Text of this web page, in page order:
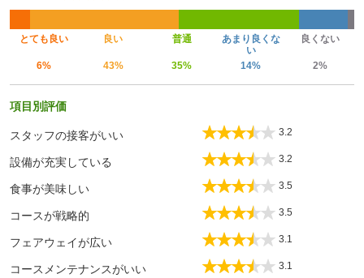
とても良い 良い 普通
あまり良くな
い
良くない
6% 43% 35% 14% 2%
項目別評価
スタッフの接客がいい 3.2
設備が充実している 3.2
食事が美味しい 3.5
コースが戦略的 3.5
フェアウェイが広い 3.1
コースメンテナンスがいい 3.1